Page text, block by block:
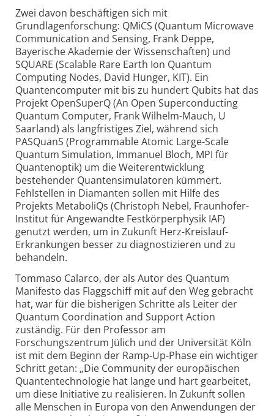
Zwei davon beschäftigen sich mit
Grundlagenforschung: QMiCS (Quantum Microwave
Communication and Sensing, Frank Deppe,
Bayerische Akademie der Wissenschaften) und
SQUARE (Scalable Rare Earth Ion Quantum
Computing Nodes, David Hunger, KIT). Ein
Quantencomputer mit bis zu hundert Qubits hat das
Projekt OpenSuperQ (An Open Superconducting
Quantum Computer, Frank Wilhelm-Mauch, U
Saarland) als langfristiges Ziel, während sich
PASQuanS (Programmable Atomic Large-Scale
Quantum Simulation, Immanuel Bloch, MPI für
Quantenoptik) um die Weiterentwicklung
bestehender Quantensimulatoren kümmert.
Fehlstellen in Diamanten sollen mit Hilfe des
Projekts MetaboliQs (Christoph Nebel, Fraunhofer-
Institut für Angewandte Festkörperphysik IAF)
genutzt werden, um in Zukunft Herz-Kreislauf-
Erkrankungen besser zu diagnostizieren und zu
behandeln.
Tommaso Calarco, der als Autor des Quantum
Manifesto das Flaggschiff mit auf den Weg gebracht
hat, war für die bisherigen Schritte als Leiter der
Quantum Coordination and Support Action
zuständig. Für den Professor am
Forschungszentrum Jülich und der Universität Köln
ist mit dem Beginn der Ramp-Up-Phase ein wichtiger
Schritt getan: „Die Community der europäischen
Quantentechnologie hat lange und hart gearbeitet,
um diese Initiative zu realisieren. In Zukunft sollen
alle Menschen in Europa von den Anwendungen der